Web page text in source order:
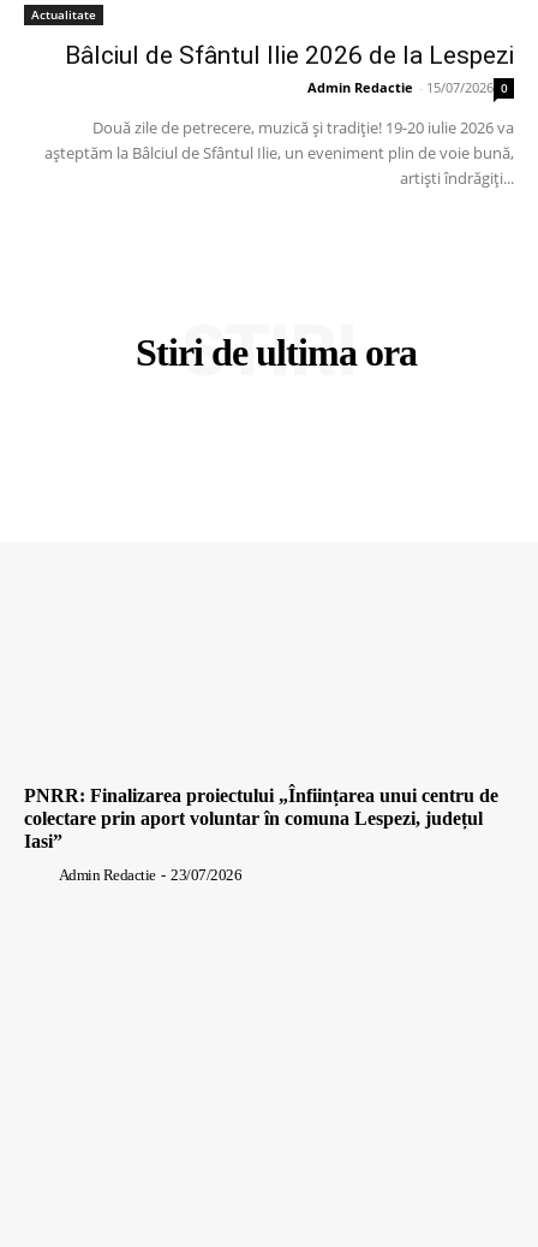
Actualitate
Bâlciul de Sfântul Ilie 2026 de la Lespezi
Admin Redactie - 15/07/2026 0
Două zile de petrecere, muzică și tradiție! 19-20 iulie 2026 va
așteptăm la Bâlciul de Sfântul Ilie, un eveniment plin de voie bună,
artiști îndrăgiți...
Stiri de ultima ora
STIRI
PNRR: Finalizarea proiectului „Înființarea unui centru de
colectare prin aport voluntar în comuna Lespezi, județul
Iasi”
Admin Redactie - 23/07/2026